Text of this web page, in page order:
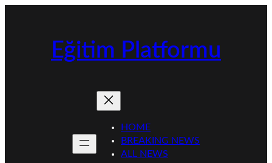
Eğitim Platformu
HOME
BREAKING NEWS
ALL NEWS